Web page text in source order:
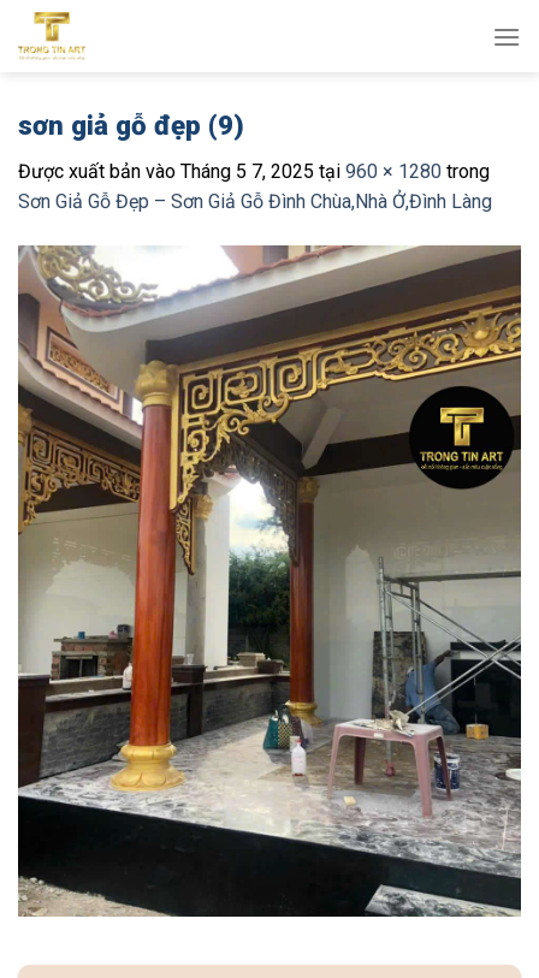
qua
sơn giả gỗ đẹp (9)
Được xuất bản vào Tháng 5 7, 2025 tại 960 × 1280 trong
Sơn Giả Gỗ Đẹp – Sơn Giả Gỗ Đình Chùa,Nhà Ở,Đình Làng